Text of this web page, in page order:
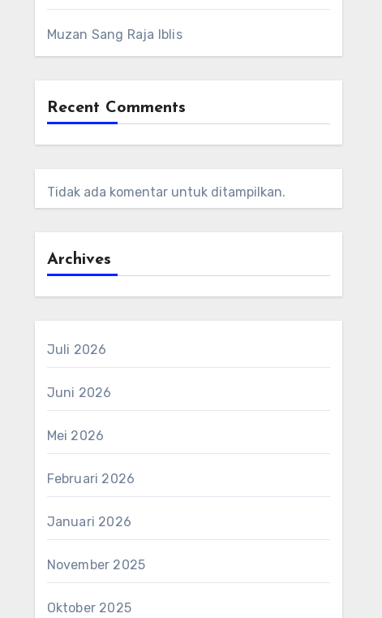
Muzan Sang Raja Iblis
Recent Comments
Tidak ada komentar untuk ditampilkan.
Archives
Juli 2026
Juni 2026
Mei 2026
Februari 2026
Januari 2026
November 2025
Oktober 2025